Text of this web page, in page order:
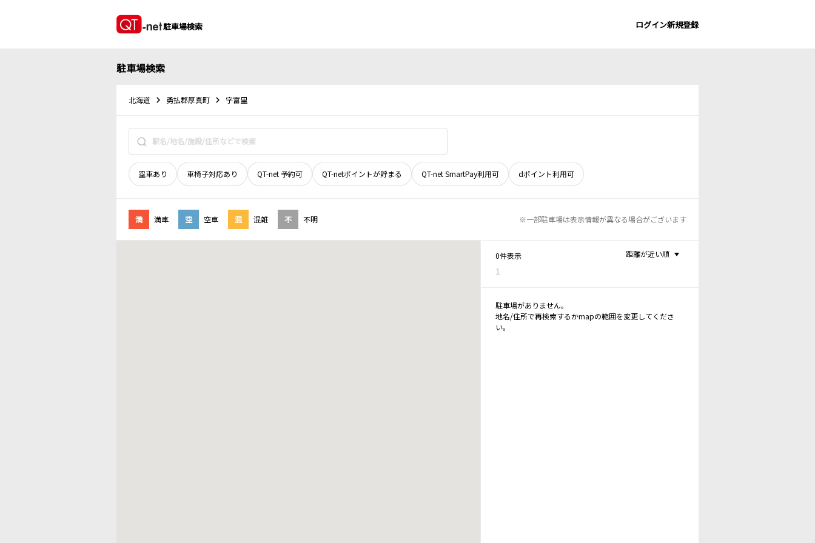
駐車場検索 ログイン新規登録
駐車場検索
北海道 勇払郡厚真町 字富里
空車あり 車椅子対応あり QT-net 予約可 QT-netポイントが貯まる QT-net SmartPay利用可 dポイント利用可
満 満車 空 空車 混 混雑 不 不明 ※一部駐車場は表示情報が異なる場合がございます
0件表示
1
距離が近い順
駐車場がありません。
地名/住所で再検索するかmapの範囲を変更してくださ
い。